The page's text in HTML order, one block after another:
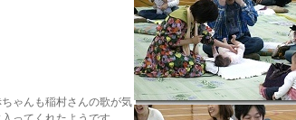
ゃんも稲村さんの歌が気